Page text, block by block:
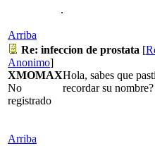
.
Arriba
Re: infeccion de prostata [
Anonimo]
XMOMAX
No
registrado
Hola, sabes que
recordar su
Arriba